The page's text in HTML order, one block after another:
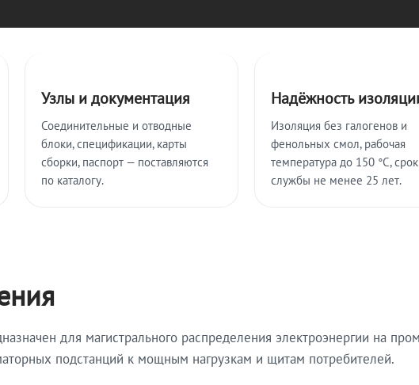
Узлы и документация
Соединительные и отводные
блоки, спецификации, карты
сборки, паспорт — поставляются
по каталогу.
Надёжность
Изоляция без галогенов и
фенольных смол, рабочая
температура до 150 °C, срок
службы не менее 25 лет.
для магистрального распределения электроэнергии на
подстанций к мощным нагрузкам и щитам потребителей.